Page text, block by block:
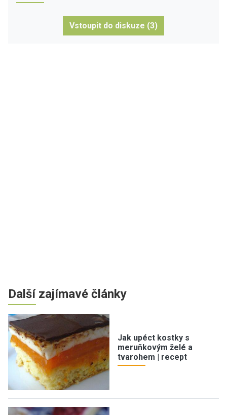
Vstoupit do diskuze (3)
Další zajímavé články
Jak upéct kostky s
meruňkovým želé a
tvarohem | recept